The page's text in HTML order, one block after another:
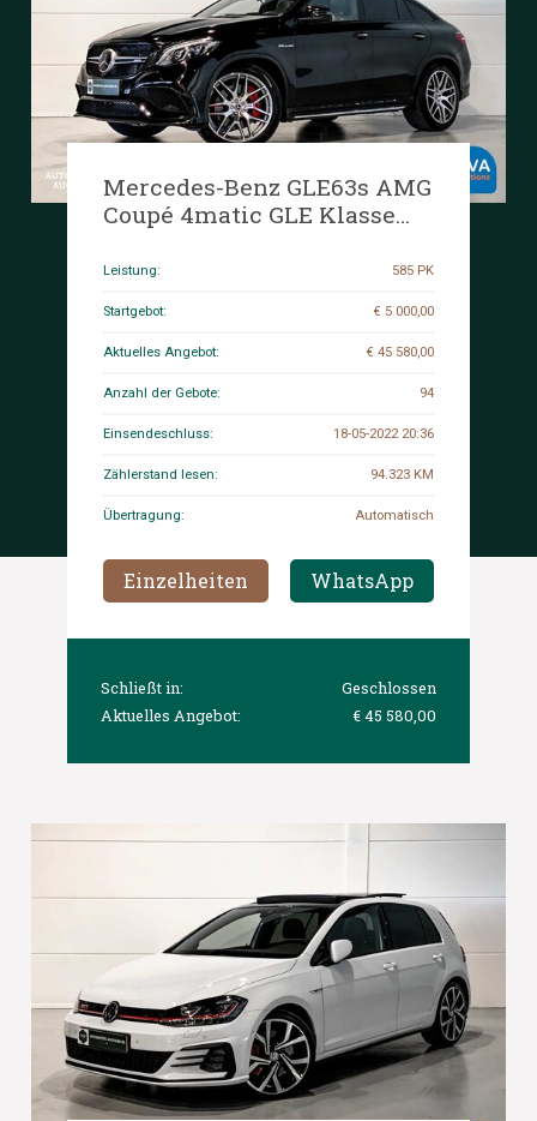
Mercedes-Benz GLE63s AMG
Coupé 4matic GLE Klasse
Leistung: 585 PK
Startgebot: € 5 000,00
Aktuelles Angebot: € 45 580,00
Anzahl der Gebote: 94
Einsendeschluss: 18-05-2022 20:36
Zählerstand lesen: 94.323 KM
Übertragung: Automatisch
Einzelheiten WhatsApp
Schließt in:
Geschlossen
Aktuelles Angebot:
€ 45 580,00